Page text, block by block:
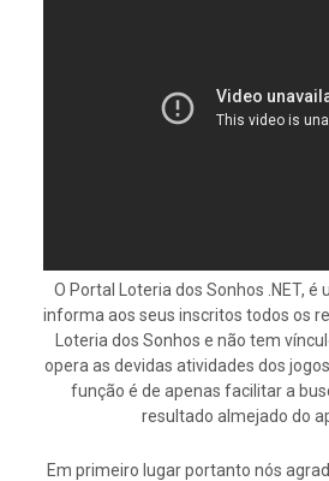
O Portal Loteria dos Sonhos .NET, é
informa aos seus inscritos todos os
Loteria dos Sonhos e não tem
opera as devidas atividades dos
função é de apenas facilitar a
resultado almejado do
Em primeiro lugar portanto nós